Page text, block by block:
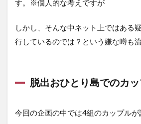
す。※個人的な考えですが
しかし、そんな中ネット上ではある
行しているのでは？という嫌な噂も
脱出おひとり島でのカ
今回の企画の中では4組のカップルが